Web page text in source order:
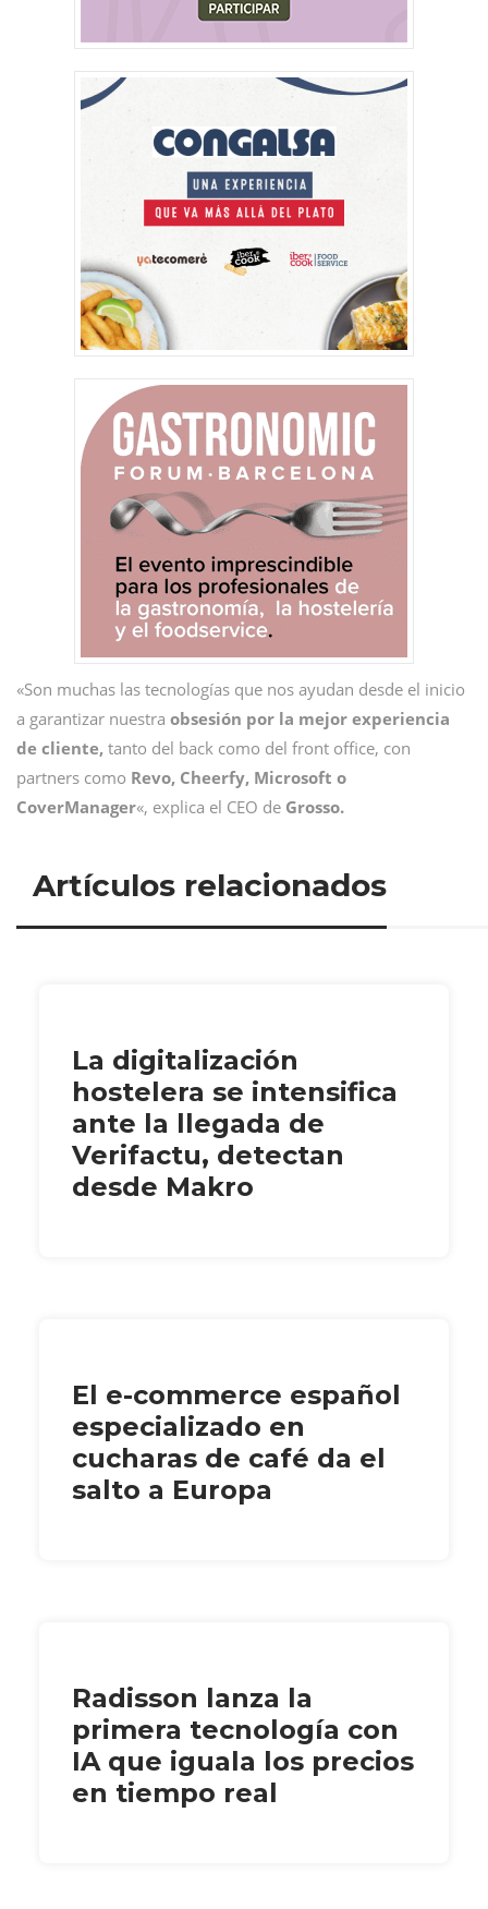
«Son muchas las tecnologías que nos ayudan desde el inicio
a garantizar nuestra obsesión por la mejor experiencia
de cliente, tanto del back como del front office, con
partners como Revo, Cheerfy, Microsoft o
CoverManager«, explica el CEO de Grosso.
Artículos relacionados
La digitalización
hostelera se intensifica
ante la llegada de
Verifactu, detectan
desde Makro
El e-commerce español
especializado en
cucharas de café da el
salto a Europa
Radisson lanza la
primera tecnología con
IA que iguala los precios
en tiempo real